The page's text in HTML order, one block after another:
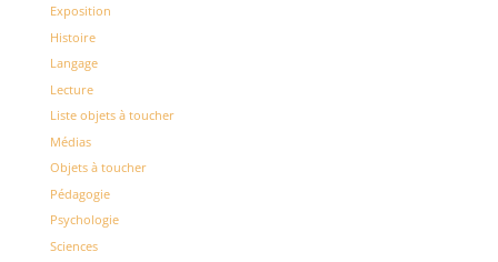
Exposition
Histoire
Langage
Lecture
Liste objets à toucher
Médias
Objets à toucher
Pédagogie
Psychologie
Sciences